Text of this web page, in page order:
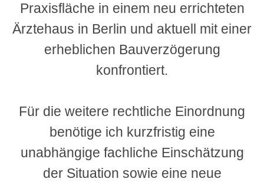
Praxisfläche in einem neu errichteten
Ärztehaus in Berlin und aktuell mit einer
erheblichen Bauverzögerung
konfrontiert.
Für die weitere rechtliche Einordnung
benötige ich kurzfristig eine
unabhängige fachliche Einschätzung
der Situation sowie eine neue